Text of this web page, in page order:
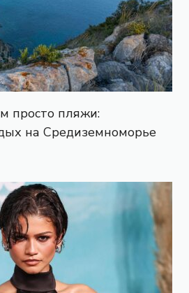
просто пляжи:
на Средиземноморье